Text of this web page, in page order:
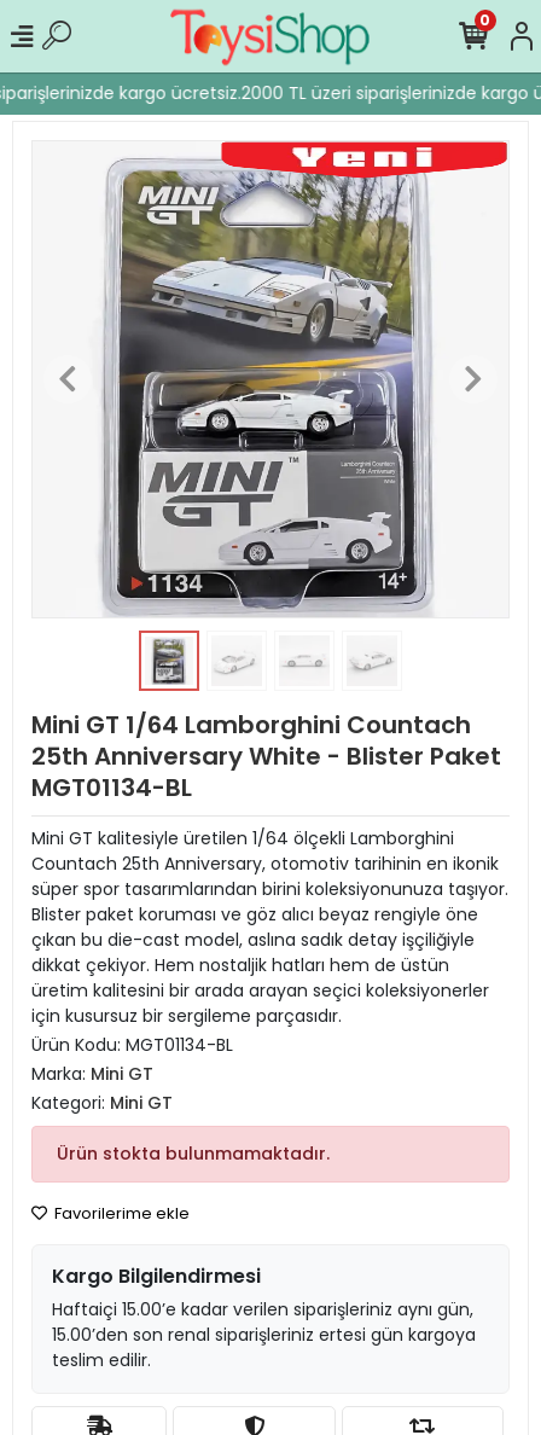
kargo ücretsiz.2000 TL üzeri siparişlerinizde kargo
0
Mini GT 1/64 Lamborghini Countach
25th Anniversary White - Blister Paket
MGT01134-BL
Mini GT kalitesiyle üretilen 1/64 ölçekli Lamborghini
Countach 25th Anniversary, otomotiv tarihinin en ikonik
süper spor tasarımlarından birini koleksiyonunuza taşıyor.
Blister paket koruması ve göz alıcı beyaz rengiyle öne
çıkan bu die-cast model, aslına sadık detay işçiliğiyle
dikkat çekiyor. Hem nostaljik hatları hem de üstün
üretim kalitesini bir arada arayan seçici koleksiyonerler
için kusursuz bir sergileme parçasıdır.
Ürün Kodu: MGT01134-BL
Marka: Mini GT
Kategori: Mini GT
Ürün stokta bulunmamaktadır.
Favorilerime ekle
Kargo Bilgilendirmesi
Haftaiçi 15.00’e kadar verilen siparişleriniz aynı gün,
15.00’den son renal siparişleriniz ertesi gün kargoya
teslim edilir.